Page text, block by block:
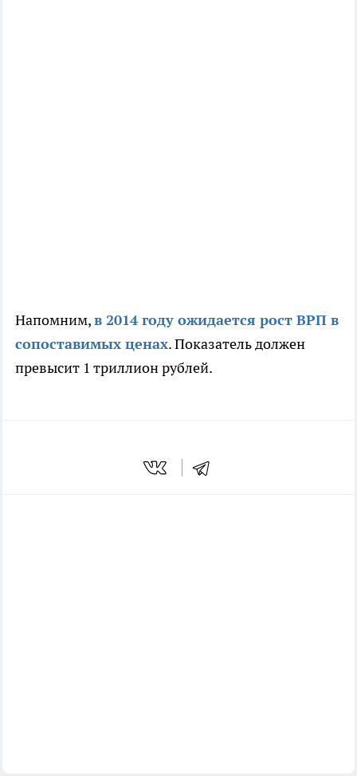
Напомним,в 2014 году ожидается рост ВРП в
сопоставимых ценах. Показатель должен
превысит 1 триллион рублей.